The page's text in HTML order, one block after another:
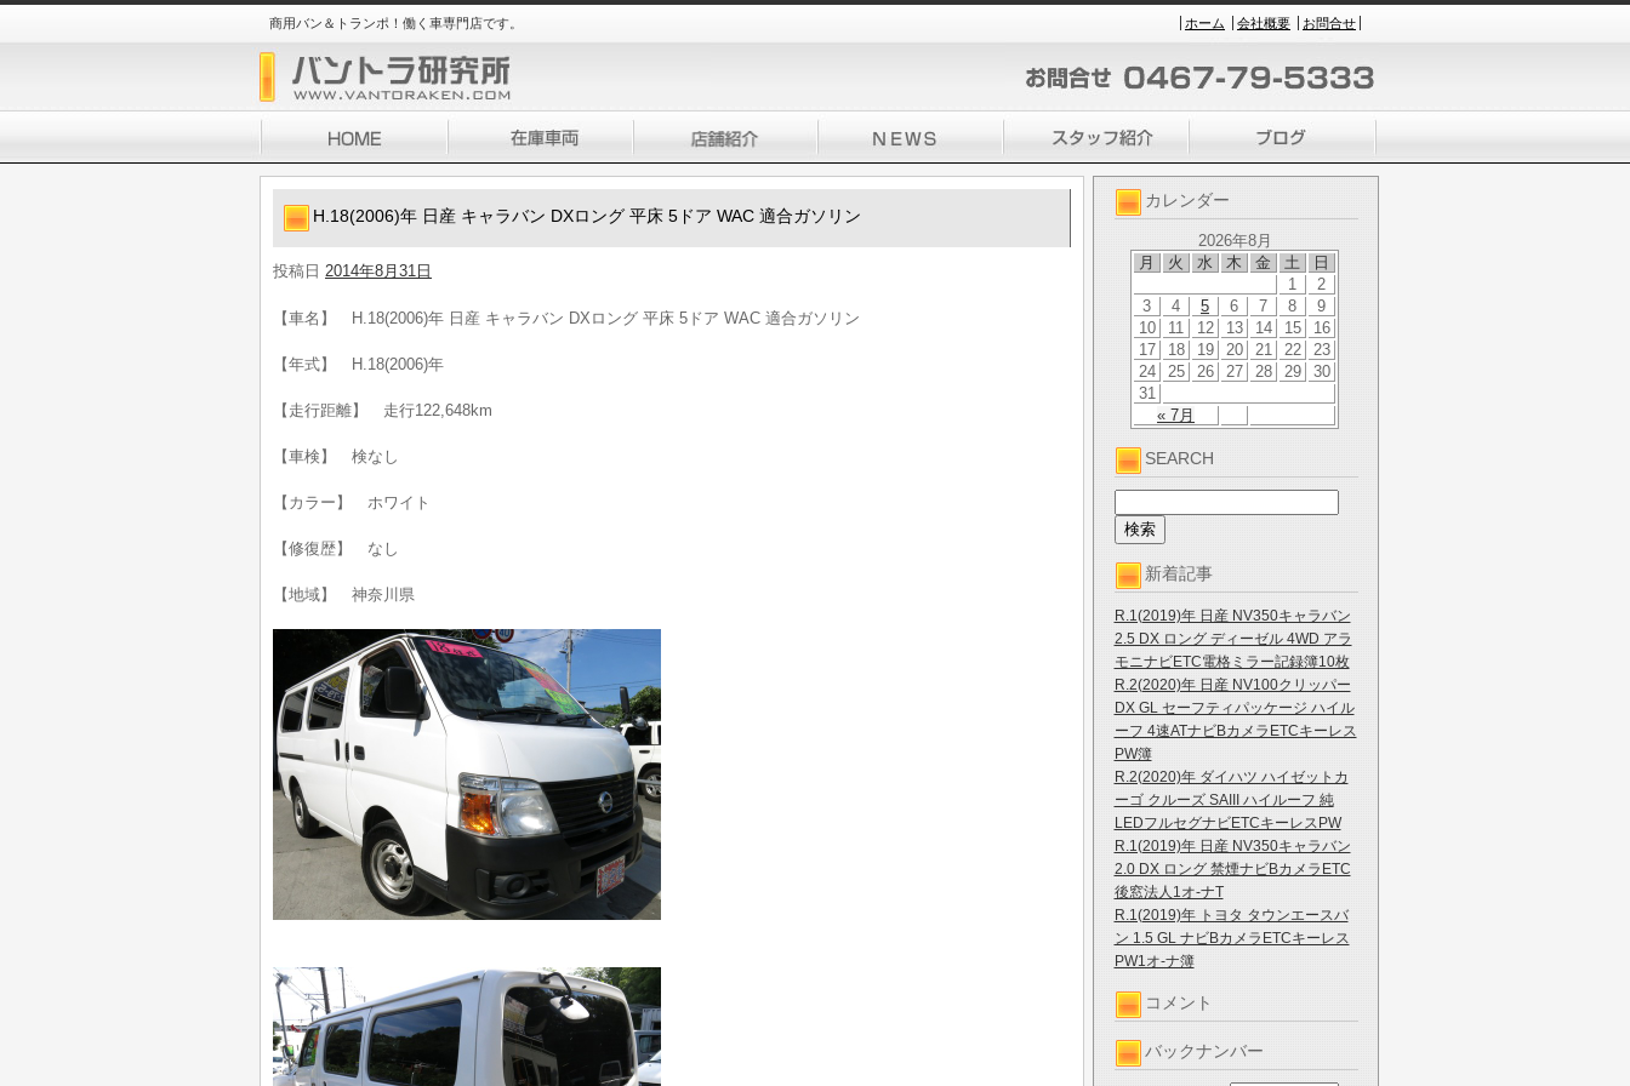
商用バン＆トランポ！働く車専門店です。 ホーム 会社概要 お問合せ
カレンダー
2026年8月
月
火 水 木 金 土 日
« 7月
1
2
3
4 5 6 7 8
9
10
11 12 13 14 15
16
17
18 19 20 21 22
23
24
25 26 27 28 29
30
31
SEARCH
新着記事
R.1(2019)年 日産 NV350キャラバン
2.5 DX ロング ディーゼル 4WD アラ
モニナビETC電格ミラー記録簿10枚
R.2(2020)年 日産 NV100クリッパー
DX GL セーフティパッケージ ハイル
ーフ 4速ATナビBカメラETCキーレス
PW簿
R.2(2020)年 ダイハツ ハイゼットカ
ーゴ クルーズ SAIII ハイルーフ 純
LEDフルセグナビETCキーレスPW
R.1(2019)年 日産 NV350キャラバン
2.0 DX ロング 禁煙ナビBカメラETC
後窓法人1オ-ナT
R.1(2019)年 トヨタ タウンエースバ
ン 1.5 GL ナビBカメラETCキーレス
PW1オ-ナ簿
コメント
バックナンバー
H.18(2006)年 日産 キャラバン DXロング 平床 5ドア WAC 適合ガソリン
投稿日 2014年8月31日
【車名】 H.18(2006)年 日産 キャラバン DXロング 平床 5ドア WAC 適合ガソリン
【年式】 H.18(2006)年
【走行距離】 走行122,648km
【車検】 検なし
【カラー】 ホワイト
【修復歴】 なし
【地域】 神奈川県